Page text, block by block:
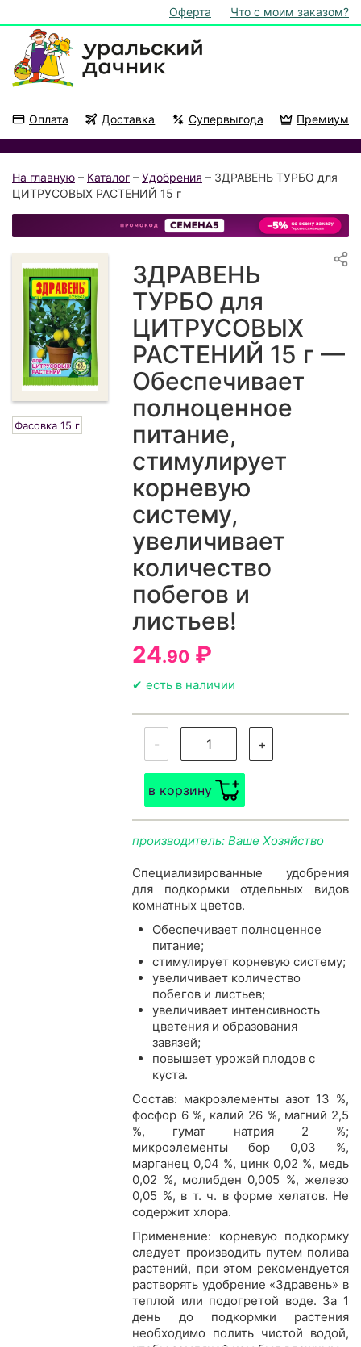
Оферта Что с моим заказом?
Оплата Доставка Супервыгода Премиум
На главную – Каталог – Удобрения – ЗДРАВЕНЬ ТУРБО для
ЦИТРУСОВЫХ РАСТЕНИЙ 15 г
Фасовка 15 г
ЗДРАВЕНЬ
ТУРБО для
ЦИТРУСОВЫХ
РАСТЕНИЙ 15 г —
Обеспечивает
полноценное
питание,
стимулирует
корневую
систему,
увеличивает
количество
побегов и
листьев!
24.90 ₽
✔ есть в наличии
- +
в корзину
производитель: Ваше Хозяйство
Специализированные удобрения
для подкормки отдельных видов
комнатных цветов.
Обеспечивает полноценное
питание;
стимулирует корневую систему;
увеличивает количество
побегов и листьев;
увеличивает интенсивность
цветения и образования
завязей;
повышает урожай плодов с
куста.
Состав: макроэлементы азот 13 %,
фосфор 6 %, калий 26 %, магний 2,5
%, гумат натрия 2 %;
микроэлементы бор 0,03 %,
марганец 0,04 %, цинк 0,02 %, медь
0,02 %, молибден 0,005 %, железо
0,05 %, в т. ч. в форме хелатов. Не
содержит хлора.
Применение: корневую подкормку
следует производить путем полива
растений, при этом рекомендуется
растворять удобрение «Здравень» в
теплой или подогретой воде. За 1
день до подкормки растения
необходимо полить чистой водой,